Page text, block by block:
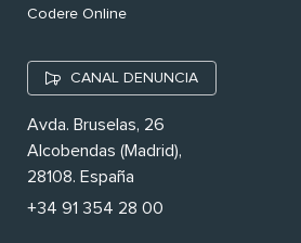
Codere Online
CANAL DENUNCIA
Avda. Bruselas, 26
Alcobendas (Madrid),
28108. España
+34 91 354 28 00